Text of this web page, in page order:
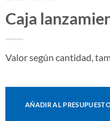
Caja
Valor según cantidad,
AÑADIR AL